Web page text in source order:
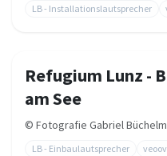
LB - Installationslautsprecher
Refugium Lunz -
am See
© Fotografie Gabriel
LB - Einbaulautsprecher